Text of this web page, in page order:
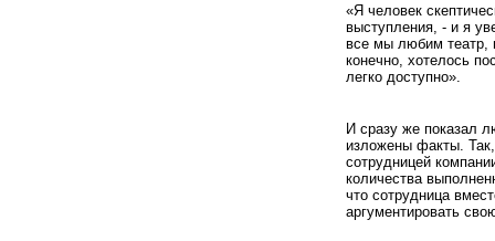
«Я человек
выступления, - и я
все мы любим театр,
конечно, хотелось
легко доступно».
И сразу же показал
изложены факты.
сотрудницей
количества
что сотрудница
аргументировать